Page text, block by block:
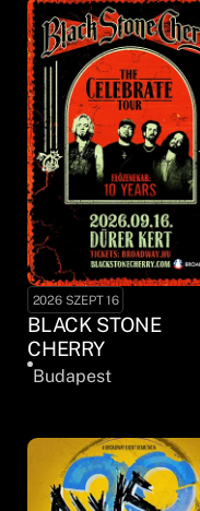
2026 SZEPT 16
BLACK STONE
CHERRY
Budapest